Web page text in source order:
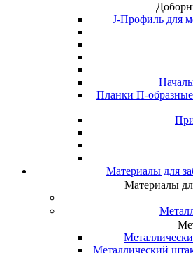
J-Профиль для
Планки П-
Материалы для
Материалы
Металлический